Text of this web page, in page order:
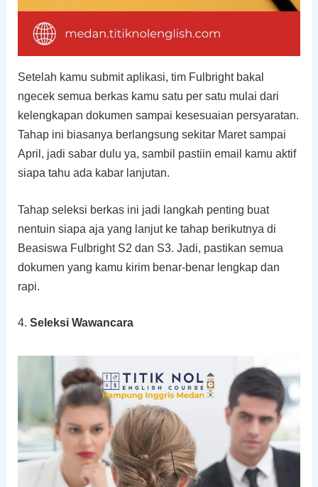
Setelah kamu submit aplikasi, tim Fulbright bakal
ngecek semua berkas kamu satu per satu mulai dari
kelengkapan dokumen sampai kesesuaian persyaratan.
Tahap ini biasanya berlangsung sekitar Maret sampai
April, jadi sabar dulu ya, sambil pastiin email kamu aktif
siapa tahu ada kabar lanjutan.
Tahap seleksi berkas ini jadi langkah penting buat
nentuin siapa aja yang lanjut ke tahap berikutnya di
Beasiswa Fulbright S2 dan S3. Jadi, pastikan semua
dokumen yang kamu kirim benar-benar lengkap dan
rapi.
4.Seleksi Wawancara